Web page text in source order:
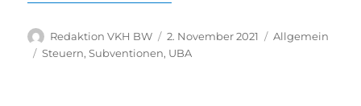
Autor
Redaktion VKH BW
Veröffentlicht
am
2. November 2021 Kategorien
Allgemein
Schlagwörter
Steuern,Subventionen, UBA